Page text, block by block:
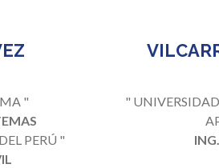
"
PERÚ "
"